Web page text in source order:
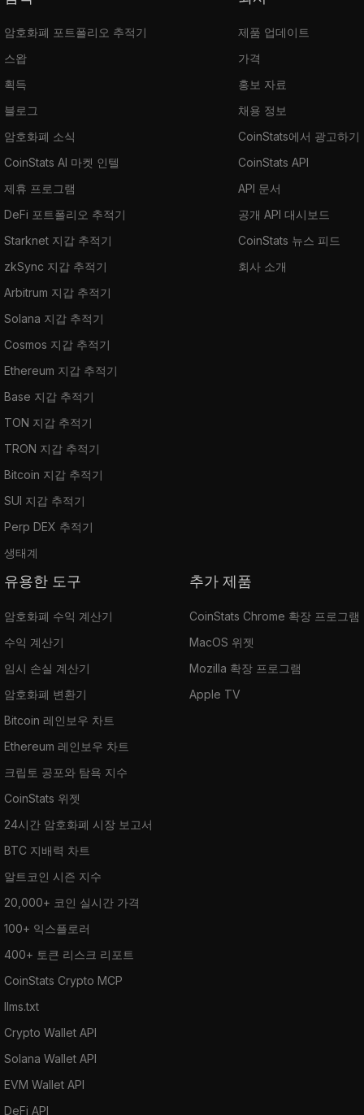
암호화폐 포트폴리오 추적기
스왑
획득
블로그
암호화폐 소식
CoinStats AI 마켓 인텔
제휴 프로그램
DeFi 포트폴리오 추적기
Starknet 지갑 추적기
zkSync 지갑 추적기
Arbitrum 지갑 추적기
Solana 지갑 추적기
Cosmos 지갑 추적기
Ethereum 지갑 추적기
Base 지갑 추적기
TON 지갑 추적기
TRON 지갑 추적기
Bitcoin 지갑 추적기
SUI 지갑 추적기
Perp DEX 추적기
생태계
제품 업데이트
가격
홍보 자료
채용 정보
CoinStats에서 광고하기
CoinStats API
API 문서
공개 API 대시보드
CoinStats 뉴스 피드
회사 소개
유용한 도구
암호화폐 수익 계산기
수익 계산기
임시 손실 계산기
암호화폐 변환기
Bitcoin 레인보우 차트
Ethereum 레인보우 차트
크립토 공포와 탐욕 지수
CoinStats 위젯
24시간 암호화폐 시장 보고서
BTC 지배력 차트
알트코인 시즌 지수
20,000+ 코인 실시간 가격
100+ 익스플로러
400+ 토큰 리스크 리포트
CoinStats Crypto MCP
llms.txt
Crypto Wallet API
Solana Wallet API
EVM Wallet API
DeFi API
추가 제품
CoinStats Chrome 확장 프로그램
MacOS 위젯
Mozilla 확장 프로그램
Apple TV